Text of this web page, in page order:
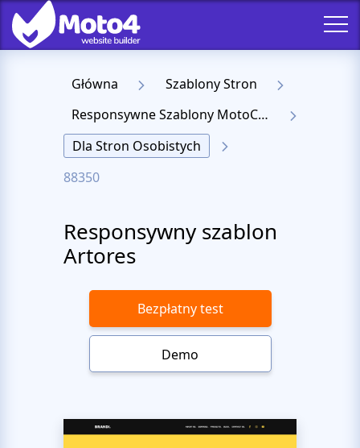
Główna
Szablony Stron
Responsywne Szablony MotoCMS 3
Dla Stron Osobistych
88350
Responsywny szablon
Artores
Bezpłatny test
Demo